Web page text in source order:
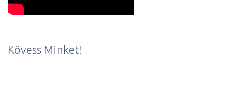
Kövess Minket!